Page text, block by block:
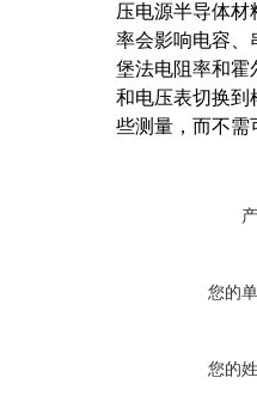
压电源半导体
率会影响电容、
堡法电阻率和霍
和电压表切换到
些测量，而不需
您的
您的